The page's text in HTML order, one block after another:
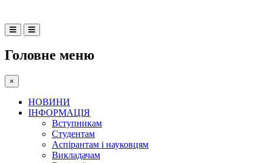
Головне меню
×
НОВИНИ
ІНФОРМАЦІЯ
Вступникам
Студентам
Аспірантам і науковцям
Викладачам